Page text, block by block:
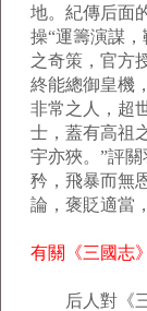
地。紀傳后面
操“運籌演謀
之奇策，官方
終能總御皇機
非常之人，超
士，蓋有高祖
宇亦狹。”評
矜，飛暴而無
論，褒貶適當
有關《三國志
后人對《三